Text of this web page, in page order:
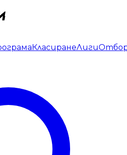
КласиранеЛиги